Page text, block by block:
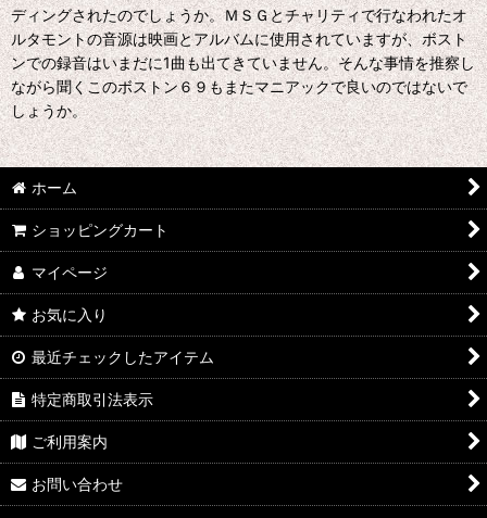
ディングされたのでしょうか。ＭＳＧとチャリティで行なわれたオ
ルタモントの音源は映画とアルバムに使用されていますが、ボスト
ンでの録音はいまだに1曲も出てきていません。そんな事情を推察し
ながら聞くこのボストン６９もまたマニアックで良いのではないで
しょうか。
ホーム
ショッピングカート
マイページ
お気に入り
最近チェックしたアイテム
特定商取引法表示
ご利用案内
お問い合わせ